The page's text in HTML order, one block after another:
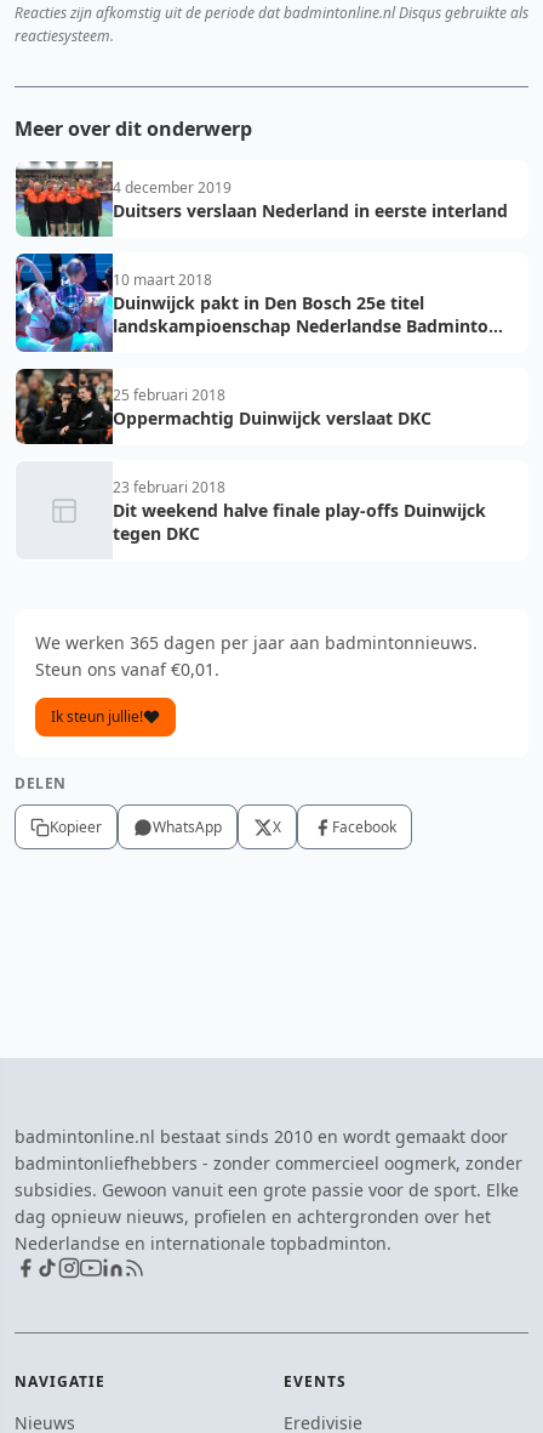
Reacties zijn afkomstig uit de periode dat badmintonline.nl Disqus gebruikte als
reactiesysteem.
Meer over dit onderwerp
4 december 2019
Duitsers verslaan Nederland in eerste interland
10 maart 2018
Duinwijck pakt in Den Bosch 25e titel
landskampioenschap Nederlandse Badminton
25 februari 2018
Oppermachtig Duinwijck verslaat DKC
23 februari 2018
Dit weekend halve finale play-offs Duinwijck
tegen DKC
We werken 365 dagen per jaar aan badmintonnieuws.
Steun ons vanaf €0,01.
Ik steun jullie!
DELEN
Kopieer WhatsApp X Facebook
badmintonline.nl bestaat sinds 2010 en wordt gemaakt door
badmintonliefhebbers - zonder commercieel oogmerk, zonder
subsidies. Gewoon vanuit een grote passie voor de sport. Elke
dag opnieuw nieuws, profielen en achtergronden over het
Nederlandse en internationale topbadminton.
NAVIGATIE
Nieuws
EVENTS
Eredivisie